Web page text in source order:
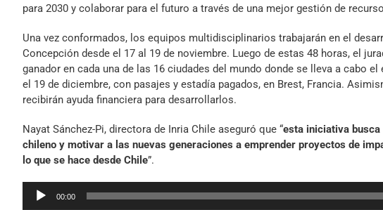
para 2030 y colaborar para el futuro a través de una mejor gestión de
Una vez conformados, los equipos multidisciplinarios trabajarán en el
Concepción desde el 17 al 19 de noviembre. Luego de estas 48 horas, el
ganador en cada una de las 16 ciudades del mundo donde se lleva a cabo
el 19 de diciembre, con pasajes y estadía pagados, en Brest, Francia.
recibirán ayuda financiera para desarrollarlos.
Nayat Sánchez-Pi, directora de Inria Chile aseguró que “esta iniciativa
chileno y motivar a las nuevas generaciones a emprender proyectos de
lo que se hace desde Chile”.
Reproductor
00:00